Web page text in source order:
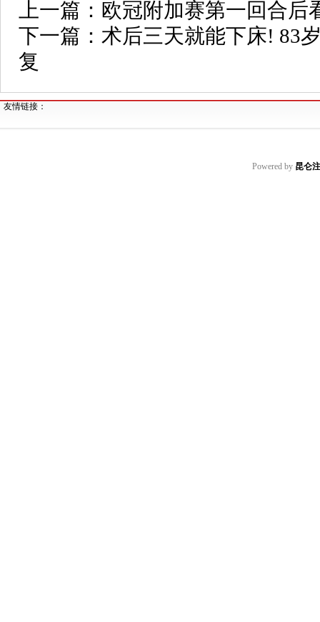
上一篇： 欧冠附加赛第一回合后
下一篇： 术后三天就能下床! 83
复
友情链接：
Powered by 昆仑